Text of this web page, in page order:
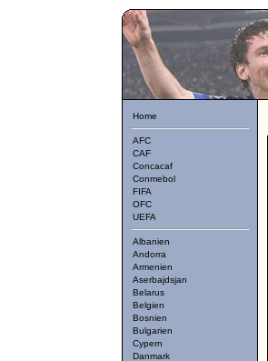
Home
AFC
CAF
Concacaf
Conmebol
FIFA
OFC
UEFA
Albanien
Andorra
Armenien
Aserbajdsjan
Belarus
Belgien
Bosnien
Bulgarien
Cypern
Danmark